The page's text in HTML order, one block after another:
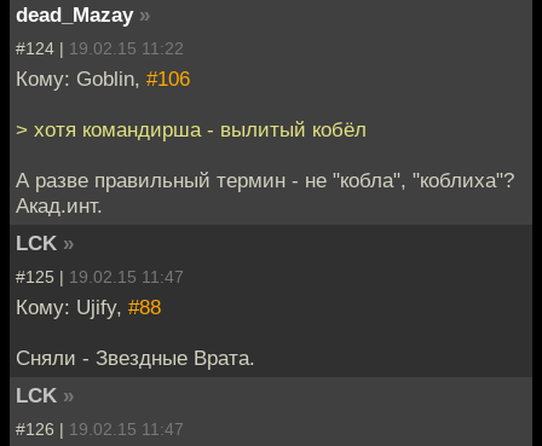
dead_Mazay »
#124 | 19.02.15 11:22
Кому: Goblin, #106
> хотя командирша - вылитый кобёл
А разве правильный термин - не "кобла", "коблиха"?
Акад.инт.
LCK »
#125 | 19.02.15 11:47
Кому: Ujify, #88
Сняли - Звездные Врата.
LCK »
#126 | 19.02.15 11:47